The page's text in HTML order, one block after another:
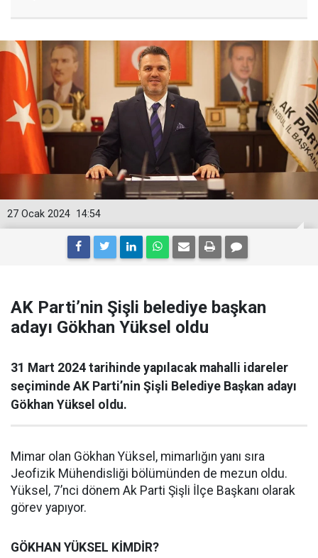
14:54
27 Ocak 2024
AK Parti’nin Şişli belediye başkan
adayı Gökhan Yüksel oldu
31 Mart 2024 tarihinde yapılacak mahalli idareler
seçiminde AK Parti’nin Şişli Belediye Başkan adayı
Gökhan Yüksel oldu.
Mimar olan Gökhan Yüksel, mimarlığın yanı sıra
Jeofizik Mühendisliği bölümünden de mezun oldu.
Yüksel, 7’nci dönem Ak Parti Şişli İlçe Başkanı olarak
görev yapıyor.
GÖKHAN YÜKSEL KİMDİR?